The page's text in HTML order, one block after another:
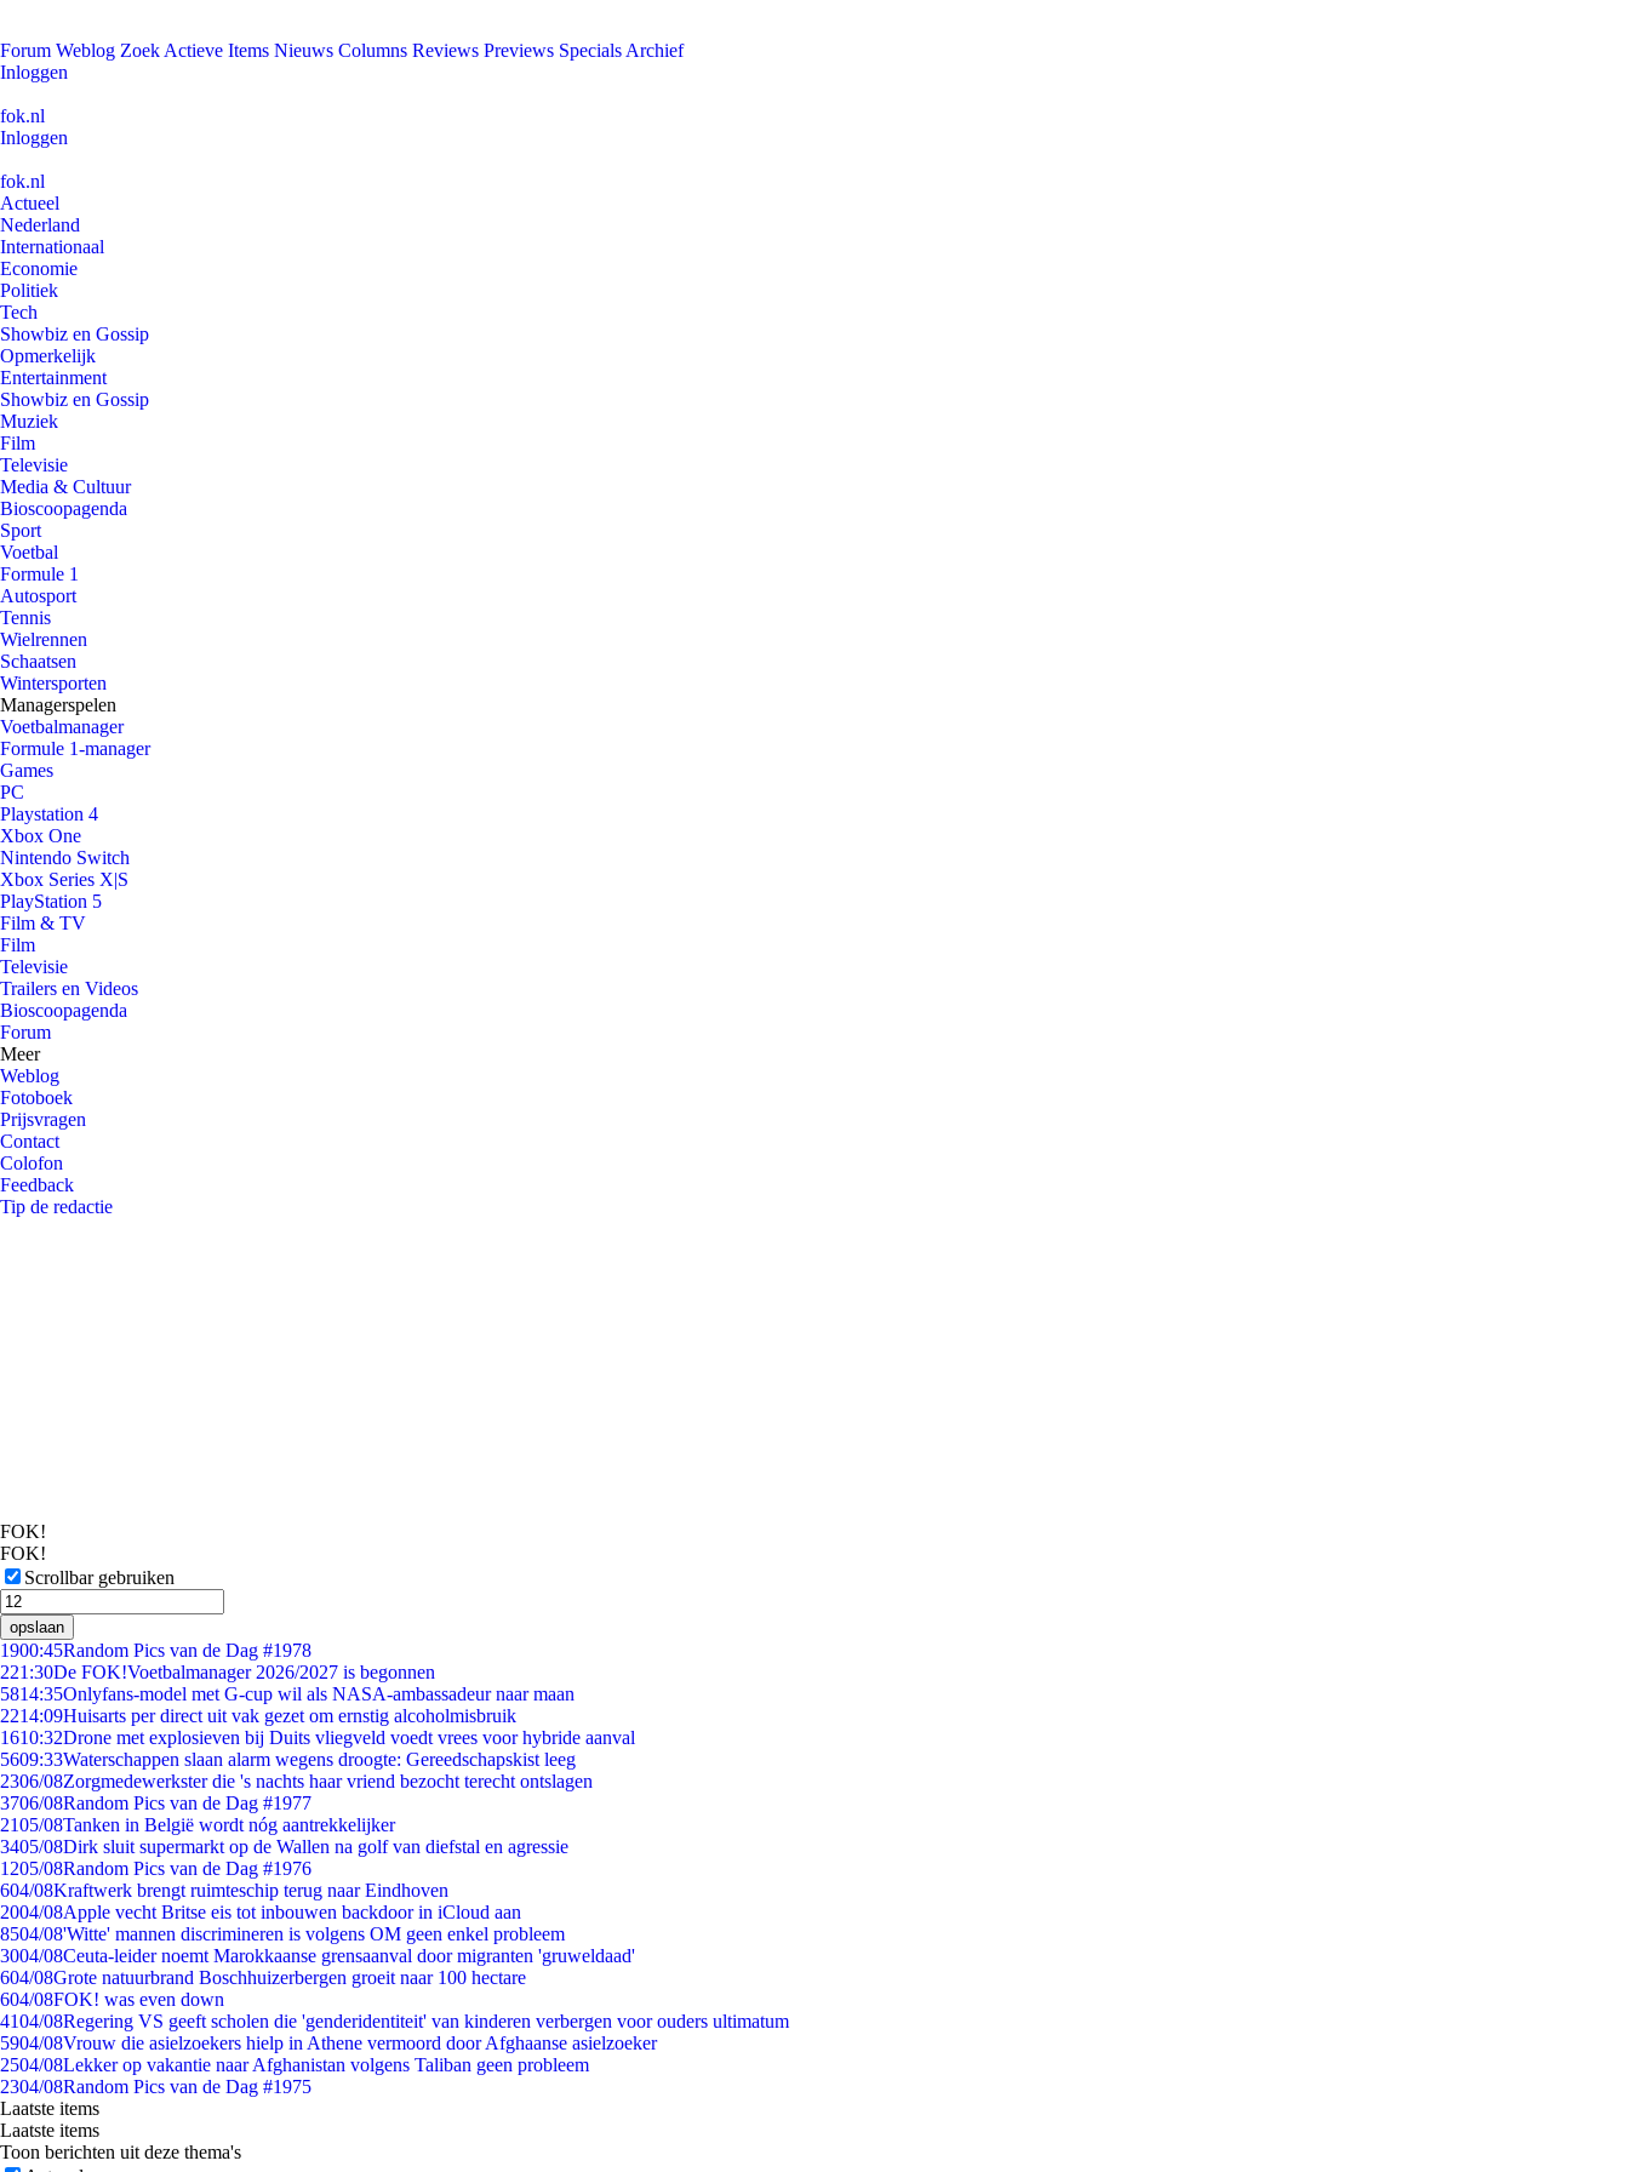
Forum Weblog Zoek Actieve Items Nieuws Columns Reviews Previews Specials Archief
Inloggen
fok.nl
Inloggen
fok.nl
Actueel
Nederland
Internationaal
Economie
Politiek
Tech
Showbiz en Gossip
Opmerkelijk
Entertainment
Showbiz en Gossip
Muziek
Film
Televisie
Media & Cultuur
Bioscoopagenda
Sport
Voetbal
Formule 1
Autosport
Tennis
Wielrennen
Schaatsen
Wintersporten
Managerspelen
Voetbalmanager
Formule 1-manager
Games
PC
Playstation 4
Xbox One
Nintendo Switch
Xbox Series X|S
PlayStation 5
Film & TV
Film
Televisie
Trailers en Videos
Bioscoopagenda
Forum
Meer
Weblog
Fotoboek
Prijsvragen
Contact
Colofon
Feedback
Tip de redactie
FOK!
FOK!
Scrollbar gebruiken
opslaan
1900:45Random Pics van de Dag #1978
221:30De FOK!Voetbalmanager 2026/2027 is begonnen
5814:35Onlyfans-model met G-cup wil als NASA-ambassadeur naar maan
2214:09Huisarts per direct uit vak gezet om ernstig alcoholmisbruik
1610:32Drone met explosieven bij Duits vliegveld voedt vrees voor hybride aanval
5609:33Waterschappen slaan alarm wegens droogte: Gereedschapskist leeg
2306/08Zorgmedewerkster die 's nachts haar vriend bezocht terecht ontslagen
3706/08Random Pics van de Dag #1977
2105/08Tanken in België wordt nóg aantrekkelijker
3405/08Dirk sluit supermarkt op de Wallen na golf van diefstal en agressie
1205/08Random Pics van de Dag #1976
604/08Kraftwerk brengt ruimteschip terug naar Eindhoven
2004/08Apple vecht Britse eis tot inbouwen backdoor in iCloud aan
8504/08'Witte' mannen discrimineren is volgens OM geen enkel probleem
3004/08Ceuta-leider noemt Marokkaanse grensaanval door migranten 'gruweldaad'
604/08Grote natuurbrand Boschhuizerbergen groeit naar 100 hectare
604/08FOK! was even down
4104/08Regering VS geeft scholen die 'genderidentiteit' van kinderen verbergen voor ouders ultimatum
5904/08Vrouw die asielzoekers hielp in Athene vermoord door Afghaanse asielzoeker
2504/08Lekker op vakantie naar Afghanistan volgens Taliban geen probleem
2304/08Random Pics van de Dag #1975
Laatste items
Laatste items
Toon berichten uit deze thema's